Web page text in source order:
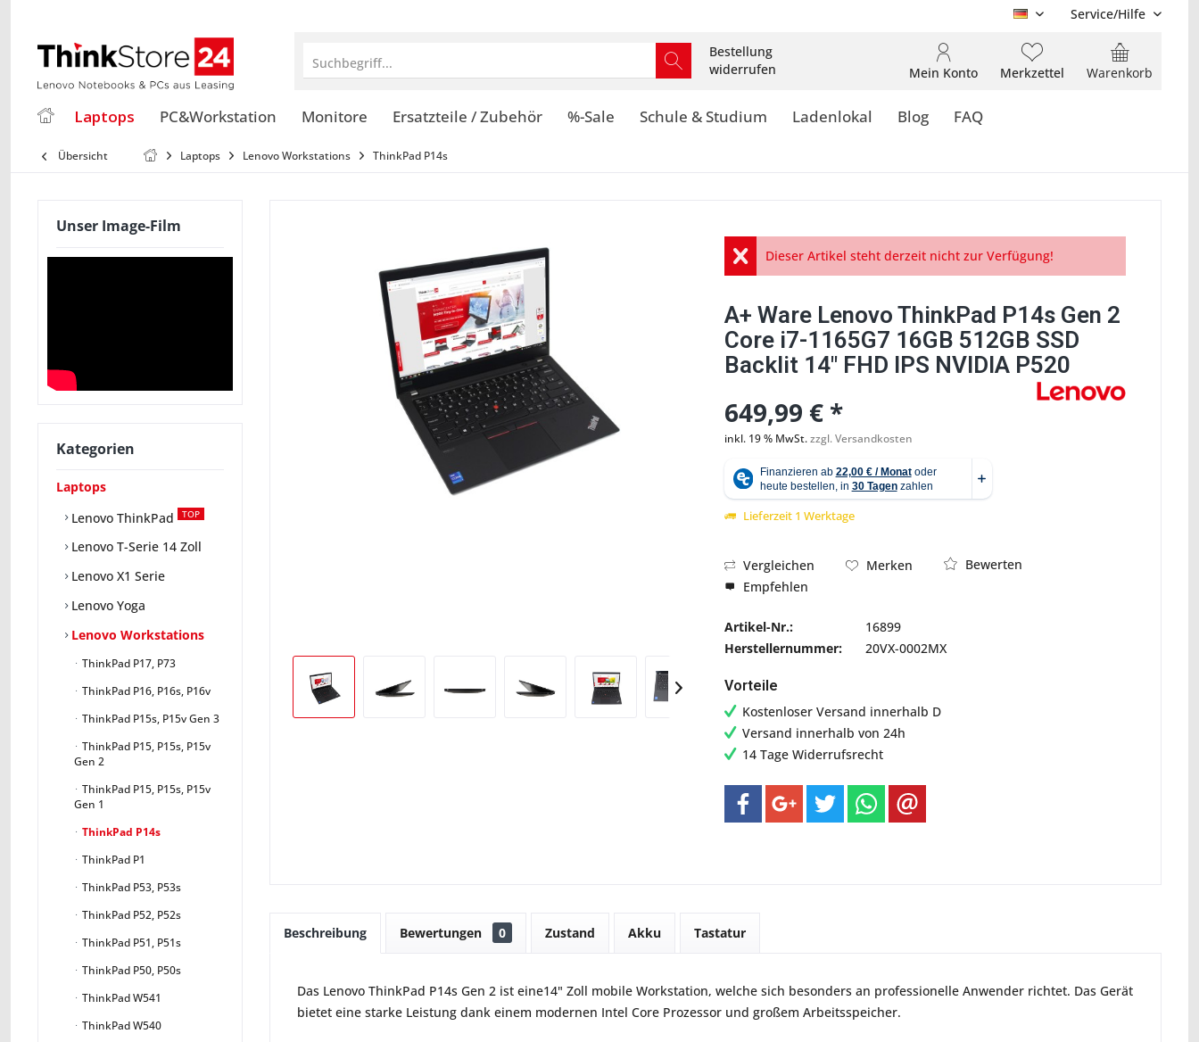
DE Service/Hilfe
Suchbegriff...
Bestellung
widerrufen
Warenkorb
Merkzettel
Mein Konto
Laptops PC&Workstation Monitore Ersatzteile / Zubehör %-Sale Schule & Studium Ladenlokal Blog FAQ
Übersicht Laptops Lenovo Workstations ThinkPad P14s
Unser Image-Film
Kategorien
Laptops
Lenovo ThinkPad
TOP
Lenovo T-Serie 14 Zoll
Lenovo X1 Serie
Lenovo Yoga
Lenovo Workstations
ThinkPad P17, P73
ThinkPad P16, P16s, P16v
ThinkPad P15s, P15v Gen 3
ThinkPad P15, P15s, P15v
Gen 2
ThinkPad P15, P15s, P15v
Gen 1
ThinkPad P14s
ThinkPad P1
ThinkPad P53, P53s
ThinkPad P52, P52s
ThinkPad P51, P51s
ThinkPad P50, P50s
ThinkPad W541
ThinkPad W540
Abbildung ähnlich
Dieser Artikel steht derzeit nicht zur Verfügung!
A+ Ware Lenovo ThinkPad P14s Gen 2
Core i7-1165G7 16GB 512GB SSD
Backlit 14" FHD IPS NVIDIA P520
649,99 € *
inkl. 19 % MwSt.zzgl. Versandkosten
Lieferzeit 1 Werktage
Vergleichen Merken
Bewerten
Empfehlen
Artikel-Nr.:
16899
Herstellernummer:
20VX-0002MX
Vorteile
Kostenloser Versand innerhalb D
Versand innerhalb von 24h
14 Tage Widerrufsrecht
Beschreibung Bewertungen 0 Zustand Akku Tastatur
Das Lenovo ThinkPad P14s Gen 2 ist eine14" Zoll mobile Workstation, welche sich besonders an professionelle Anwender richtet. Das Gerät
bietet eine starke Leistung dank einem modernen Intel Core Prozessor und großem Arbeitsspeicher.